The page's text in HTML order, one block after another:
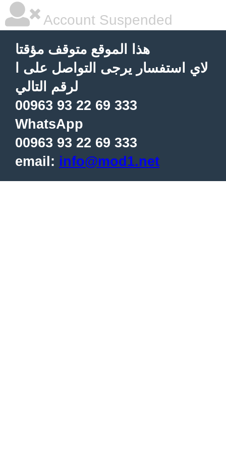
Account Suspended
هذا الموقع متوقف مؤقتا
لاي استفسار يرجى التواصل على ا
لرقم التالي
00963 93 22 69 333
WhatsApp
00963 93 22 69 333
email: info@mod1.net